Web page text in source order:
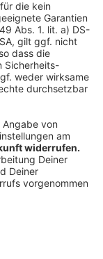
für
Aufklärung
können, war
des Abends
Autor,
in Essen
der
wichtig, dass
Kindern
noch nicht für